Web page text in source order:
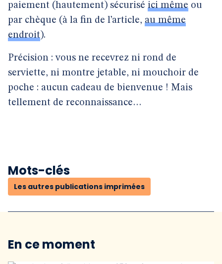
paiement (hautement) sécurisé ici même ou
par chèque (à la fin de l’article, au même
endroit).
Précision : vous ne recevrez ni rond de
serviette, ni montre jetable, ni mouchoir de
poche : aucun cadeau de bienvenue ! Mais
tellement de reconnaissance…
Mots-clés
Les autres publications imprimées
En ce moment